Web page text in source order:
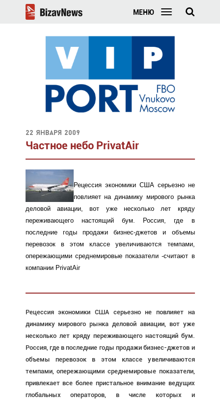
МЕНЮ
22 января 2009
Частное небо PrivatAir
Рецессия экономики США серьезно не
повлияет на динамику мирового рынка
деловой авиации, вот уже несколько лет кряду
переживающего настоящий бум. Россия, где в
последние годы продажи бизнес-джетов и объемы
перевозок в этом классе увеличиваются темпами,
опережающими среднемировые показатели -считают в
компании PrivatAir
Рецессия экономики США серьезно не повлияет на
динамику мирового рынка деловой авиации, вот уже
несколько лет кряду переживающего настоящий бум.
Россия, где в последние годы продажи бизнес-джетов и
объемы перевозок в этом классе увеличиваются
темпами, опережающими среднемировые показатели,
привлекает все более пристальное внимание ведущих
глобальных операторов, в числе которых и